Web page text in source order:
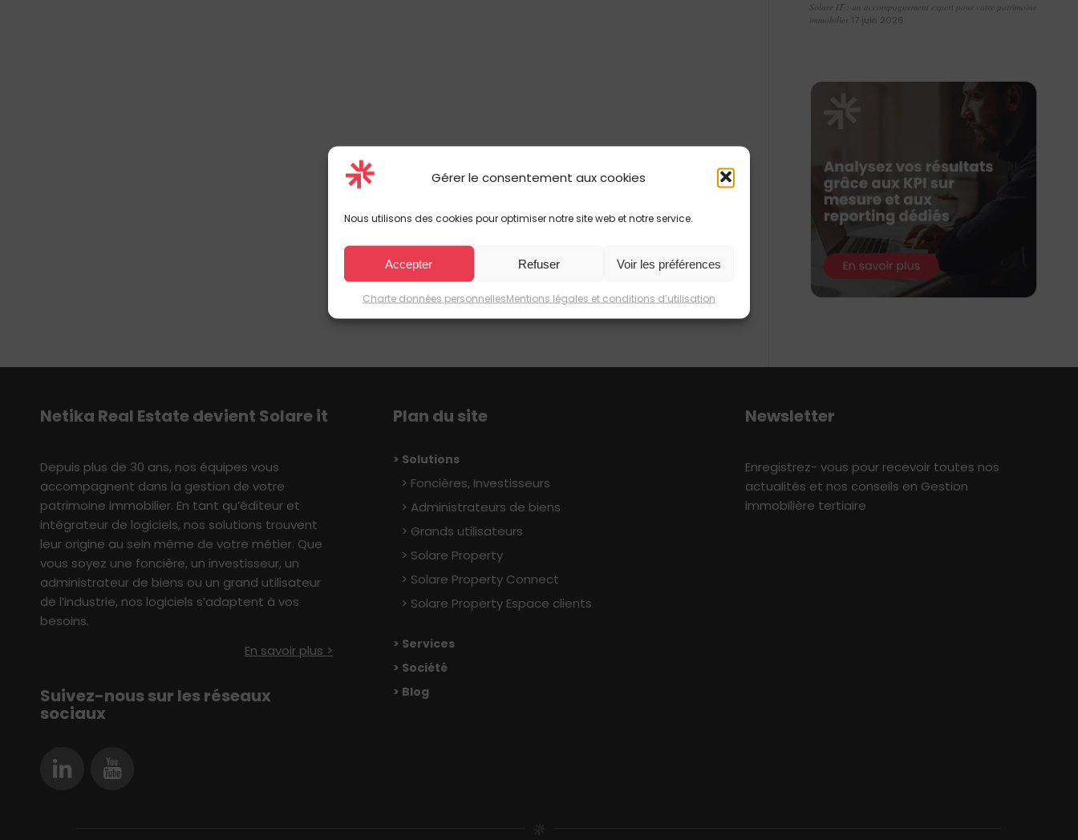
Gérer le consentement aux cookies
Nous utilisons des cookies pour optimiser notre site web et notre service.
Accepter Refuser Voir les préférences
Charte données personnellesMentions légales et conditions d’utilisation
Solare IT : un accompagnement expert pour votre patrimoine
immobilier 17 juin 2026
Netika Real Estatedevient Solareit
Depuis plus de 30 ans, nos équipes vous
accompagnent dans la gestion de votre
patrimoine immobilier. En tant qu’éditeur et
intégrateur de logiciels, nos solutions trouvent
leur origine au sein même de votre métier. Que
vous soyez une foncière, un investisseur, un
administrateur de biens ou un grand utilisateur
de l’industrie, nos logiciels s’adaptent à vos
besoins.
En savoir plus >
Suivez-nous sur les réseaux
sociaux
Plan du site
> Solutions
Foncières, Investisseurs
Administrateurs de biens
Grands utilisateurs
Solare Property
Solare Property Connect
Solare Property Espace clients
> Services
> Société
> Blog
Newsletter
Enregistrez- vous pour recevoir toutes nos
actualités et nos conseils en Gestion
immobilière tertiaire